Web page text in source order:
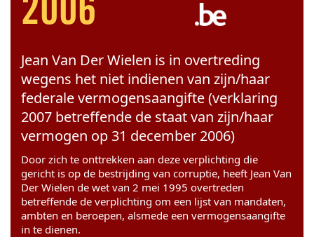
2006
Jean Van Der Wielen is in overtreding
wegens het niet indienen van zijn/haar
federale vermogensaangifte (verklaring
2007 betreffende de staat van zijn/haar
vermogen op 31 december 2006)
Door zich te onttrekken aan deze verplichting die
gericht is op de bestrijding van corruptie, heeft Jean Van
Der Wielen de wet van 2 mei 1995 overtreden
betreffende de verplichting om een lijst van mandaten,
ambten en beroepen, alsmede een vermogensaangifte
in te dienen.